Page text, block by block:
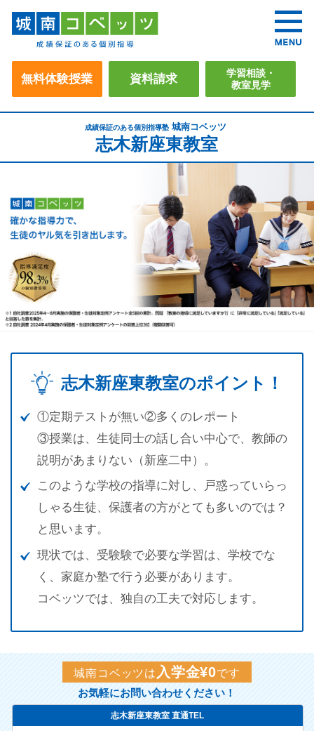
無料体験授業 資料請求
学習相談・
教室見学
成績保証のある個別指導塾 城南コベッツ
志木新座東教室
志木新座東教室のポイント！
①定期テストが無い②多くのレポート
③授業は、生徒同士の話し合い中心で、教師の
説明があまりない（新座二中）。
このような学校の指導に対し、戸惑っていらっ
しゃる生徒、保護者の方がとても多いのでは？
と思います。
現状では、受験験で必要な学習は、学校でな
く、家庭か塾で行う必要があります。
コベッツでは、独自の工夫で対応します。
城南コベッツは 入学金¥0です
お気軽にお問い合わせください！
志木新座東教室 直通TEL